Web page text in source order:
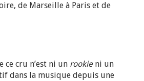
de Marseille à Paris et de
ce cru n’est ni un rookie ni un
dans la musique depuis une